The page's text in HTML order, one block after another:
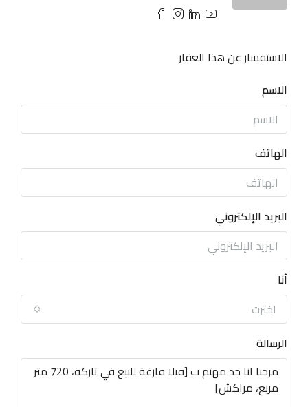
الاستفسار عن هذا العقار
الاسم
الهاتف
البريد الإلكتروني
أنا
اخترت
الرسالة